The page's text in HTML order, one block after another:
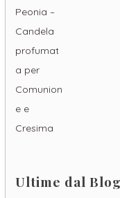
Ultime dal Blog